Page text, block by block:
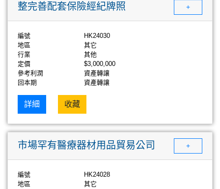
整完善配套保險經紀牌照 +
編號
HK24030
地區
其它
行業
其他
定價
$3,000,000
參考利潤
資產轉讓
回本期
資產轉讓
詳細 收藏
市場罕有醫療器材用品貿易公司 +
編號
HK24028
地區
其它